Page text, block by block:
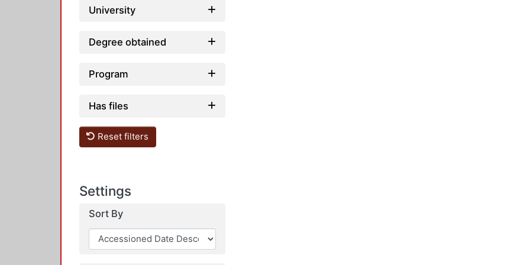
University
Degree obtained
Program
Has files
Reset filters
Settings
Sort By